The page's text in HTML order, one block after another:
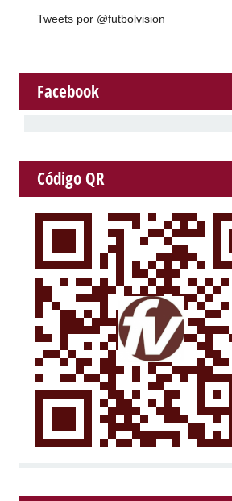
Tweets por @futbolvision
Facebook
Código QR